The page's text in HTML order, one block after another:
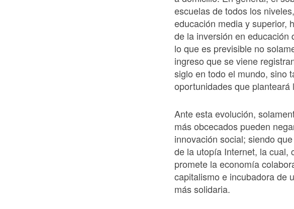
escuelas de todos los
educación media y superior,
de la inversión en educación
lo que es previsible no
ingreso que se viene
siglo en todo el mundo, sino
oportunidades que planteará
Ante esta evolución,
más obcecados pueden
innovación social; siendo
de la utopía Internet, la cual,
promete la economía
capitalismo e incubadora de
más solidaria.